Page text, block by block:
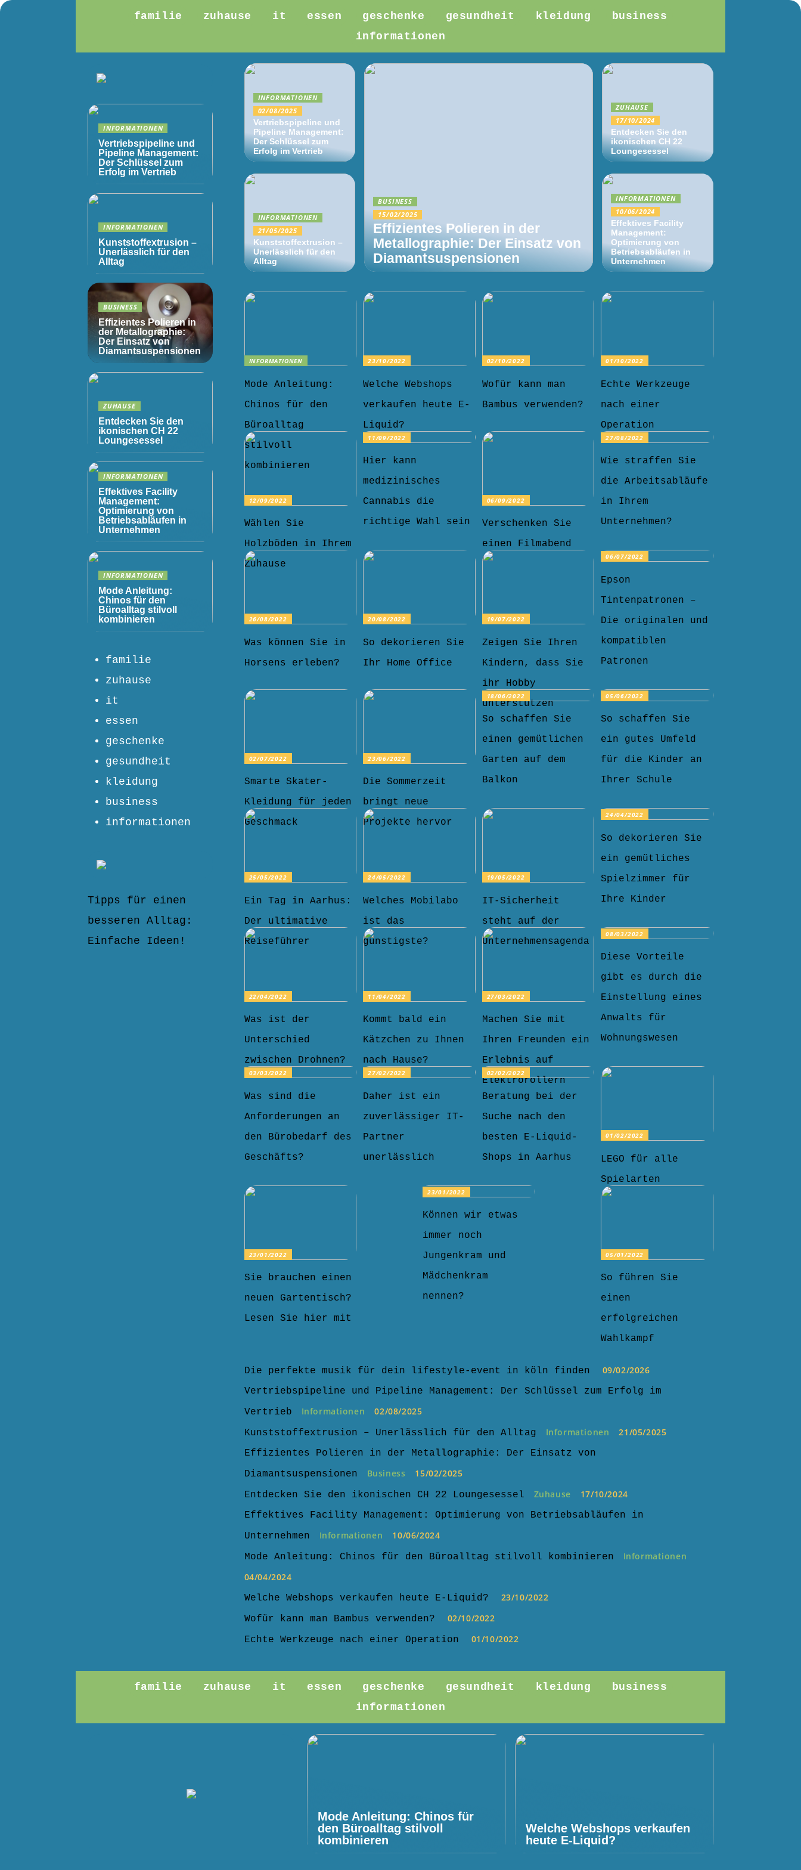
familie zuhause it essen geschenke gesundheit kleidung
business
informationen
INFORMATIONEN
02/08/2025
Vertriebspipeline und
Pipeline Management:
Der Schlüssel zum
Erfolg im Vertrieb
INFORMATIONEN
21/05/2025
Kunststoffextrusion –
Unerlässlich für den
Alltag
BUSINESS
15/02/2025
Effizientes Polieren in der
Metallographie: Der Einsatz von
Diamantsuspensionen
ZUHAUSE
17/10/2024
Entdecken Sie den
ikonischen CH 22
Loungesessel
INFORMATIONEN
10/06/2024
Effektives Facility
Management:
Optimierung von
Betriebsabläufen in
Unternehmen
INFORMATIONEN
Mode Anleitung:
Chinos für den
Büroalltag
stilvoll
kombinieren
23/10/2022
Welche Webshops
verkaufen heute E-
Liquid?
02/10/2022
Wofür kann man
Bambus verwenden?
01/10/2022
Echte Werkzeuge
nach einer
Operation
12/09/2022
Wählen Sie
Holzböden in Ihrem
Zuhause
11/09/2022
Hier kann
medizinisches
Cannabis die
richtige Wahl sein
06/09/2022
Verschenken Sie
einen Filmabend
27/08/2022
Wie straffen Sie
die Arbeitsabläufe
in Ihrem
Unternehmen?
26/08/2022
Was können Sie in
Horsens erleben?
20/08/2022
So dekorieren Sie
Ihr Home Office
19/07/2022
Zeigen Sie Ihren
Kindern, dass Sie
ihr Hobby
unterstützen
06/07/2022
Epson
Tintenpatronen –
Die originalen und
kompatiblen
Patronen
02/07/2022
Smarte Skater-
Kleidung für jeden
Geschmack
23/06/2022
Die Sommerzeit
bringt neue
Projekte hervor
18/06/2022
So schaffen Sie
einen gemütlichen
Garten auf dem
Balkon
05/06/2022
So schaffen Sie
ein gutes Umfeld
für die Kinder an
Ihrer Schule
25/05/2022
Ein Tag in Aarhus:
Der ultimative
Reiseführer
24/05/2022
Welches Mobilabo
ist das
günstigste?
19/05/2022
IT-Sicherheit
steht auf der
Unternehmensagenda
24/04/2022
So dekorieren Sie
ein gemütliches
Spielzimmer für
Ihre Kinder
22/04/2022
Was ist der
Unterschied
zwischen Drohnen?
11/04/2022
Kommt bald ein
Kätzchen zu Ihnen
nach Hause?
27/03/2022
Machen Sie mit
Ihren Freunden ein
Erlebnis auf
Elektrorollern
08/03/2022
Diese Vorteile
gibt es durch die
Einstellung eines
Anwalts für
Wohnungswesen
03/03/2022
Was sind die
Anforderungen an
den Bürobedarf des
Geschäfts?
27/02/2022
Daher ist ein
zuverlässiger IT-
Partner
unerlässlich
02/02/2022
Beratung bei der
Suche nach den
besten E-Liquid-
Shops in Aarhus
01/02/2022
LEGO für alle
Spielarten
23/01/2022
Sie brauchen einen
neuen Gartentisch?
Lesen Sie hier mit
23/01/2022
Können wir etwas
immer noch
Jungenkram und
Mädchenkram
nennen?
05/01/2022
So führen Sie
einen
erfolgreichen
Wahlkampf
Die perfekte musik für dein lifestyle-event in köln finden 09/02/2026
Vertriebspipeline und Pipeline Management: Der Schlüssel zum Erfolg im
Vertrieb
Informationen 02/08/2025
Kunststoffextrusion – Unerlässlich für den Alltag Informationen 21/05/2025
Effizientes Polieren in der Metallographie: Der Einsatz von
Diamantsuspensionen
Business 15/02/2025
Entdecken Sie den ikonischen CH 22 Loungesessel Zuhause 17/10/2024
Effektives Facility Management: Optimierung von Betriebsabläufen in
Unternehmen
Informationen 10/06/2024
Mode Anleitung: Chinos für den Büroalltag stilvoll kombinieren
Informationen
04/04/2024
Welche Webshops verkaufen heute E-Liquid? 23/10/2022
Wofür kann man Bambus verwenden? 02/10/2022
Echte Werkzeuge nach einer Operation 01/10/2022
INFORMATIONEN
Vertriebspipeline und
Pipeline Management:
Der Schlüssel zum
Erfolg im Vertrieb
INFORMATIONEN
Kunststoffextrusion –
Unerlässlich für den
Alltag
BUSINESS
Effizientes Polieren in
der Metallographie:
Der Einsatz von
Diamantsuspensionen
ZUHAUSE
Entdecken Sie den
ikonischen CH 22
Loungesessel
INFORMATIONEN
Effektives Facility
Management:
Optimierung von
Betriebsabläufen in
Unternehmen
INFORMATIONEN
Mode Anleitung:
Chinos für den
Büroalltag stilvoll
kombinieren
familie
zuhause
it
essen
geschenke
gesundheit
kleidung
business
informationen
Tipps für einen
besseren Alltag:
Einfache Ideen!
familie zuhause it essen geschenke gesundheit kleidung
business
informationen
Mode Anleitung: Chinos für
den Büroalltag stilvoll
kombinieren
Welche Webshops verkaufen
heute E-Liquid?